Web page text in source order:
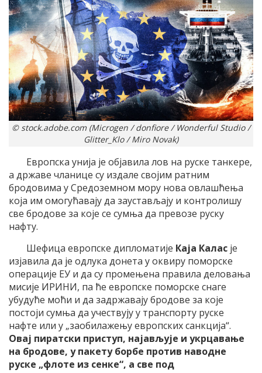
© stock.adobe.com (Microgen / donfiore / Wonderful Studio /
Glitter_Klo / Miro Novak)
Европска унија је објавила лов на руске танкере,
а државе чланице су издале својим ратним
бродовима у Средоземном мору нова овлашћења
која им омогућавају да заустављају и контролишу
све бродове за које се сумња да превозе руску
нафту.
Шефица европске дипломатије Каја Калас је
изјавила да је одлука донета у оквиру поморске
операције ЕУ и да су промењена правила деловања
мисије ИРИНИ, па ће европске поморске снаге
убудуће моћи и да задржавају бродове за које
постоји сумња да учествују у транспорту руске
нафте или у „заобилажењу европских санкција“.
Овај пиратски приступ, најављује и укрцавање
на бродове, у пакету борбе против наводне
руске „флоте из сенке“, а све под